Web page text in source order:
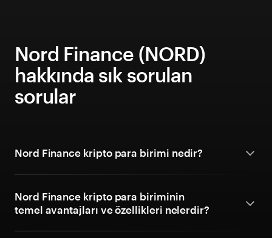
Nord Finance (NORD)
hakkında sık sorulan
sorular
Nord Finance kripto para birimi nedir?
Nord Finance kripto para biriminin
temel avantajları ve özellikleri nelerdir?